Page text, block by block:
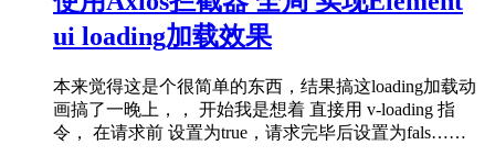
ui loading加载效果
本来觉得这是个很简单的东西，结果搞这loading加载动
画搞了一晚上，， 开始我是想着 直接用 v-loading 指
令， 在请求前 设置为true，请求完毕后设置为fals……